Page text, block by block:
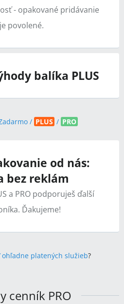
- opakované pridávanie
povolené.
balíka PLUS
/ PLUS / PRO
od nás:
bez reklám
a PRO podporuješ ďalší
Ďakujeme!
platených služieb?
cenník PRO